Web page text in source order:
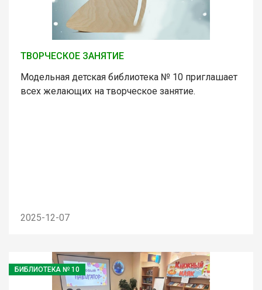
ТВОРЧЕСКОЕ ЗАНЯТИЕ
Модельная детская библиотека № 10 приглашает
всех желающих на творческое занятие.
2025-12-07
БИБЛИОТЕКА № 10